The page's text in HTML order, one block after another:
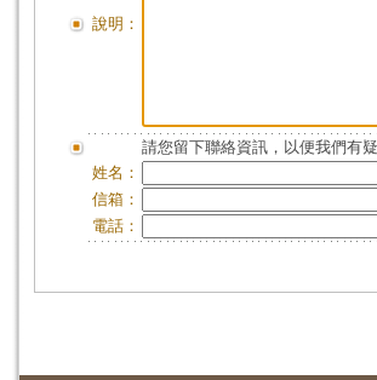
說明：
請您留下聯絡資訊，以便我們有
姓名：
信箱：
電話：